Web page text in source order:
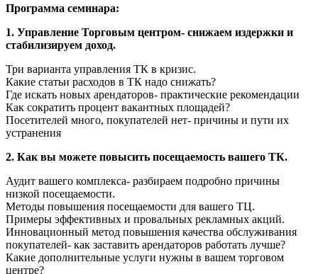
Программа семинара:
1. Управление Торговым центром- снижаем издержки и
стабилизируем доход.
Три варианта управления ТК в кризис.
Какие статьи расходов в ТК надо снижать?
Где искать новых арендаторов- практические рекомендации
Как сократить процент вакантных площадей?
Посетителей много, покупателей нет- причины и пути их
устранения
2. Как вы можете повысить посещаемость вашего ТК.
Аудит вашего комплекса- разбираем подробно причины
низкой посещаемости.
Методы повышения посещаемости для вашего ТЦ.
Примеры эффективных и провальных рекламных акций.
Инновационный метод повышения качества обслуживания
покупателей- как заставить арендаторов работать лучше?
Какие дополнительные услуги нужны в вашем торговом
центре?